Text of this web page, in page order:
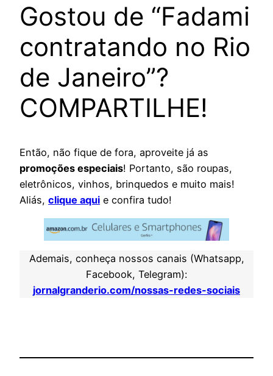
Gostou de “Fadami
contratando no Rio
de Janeiro”?
COMPARTILHE!
Então, não fique de fora, aproveite já as
promoções especiais! Portanto, são roupas,
eletrônicos, vinhos, brinquedos e muito mais!
Aliás, clique aqui e confira tudo!
Ademais, conheça nossos canais (Whatsapp,
Facebook, Telegram):
jornalgranderio.com/nossas-redes-sociais